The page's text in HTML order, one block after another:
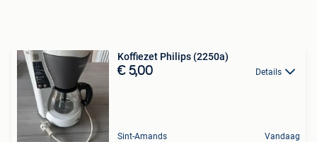
Koffiezet Philips (2250a)
€ 5,00 Details
Sint-Amands Vandaag